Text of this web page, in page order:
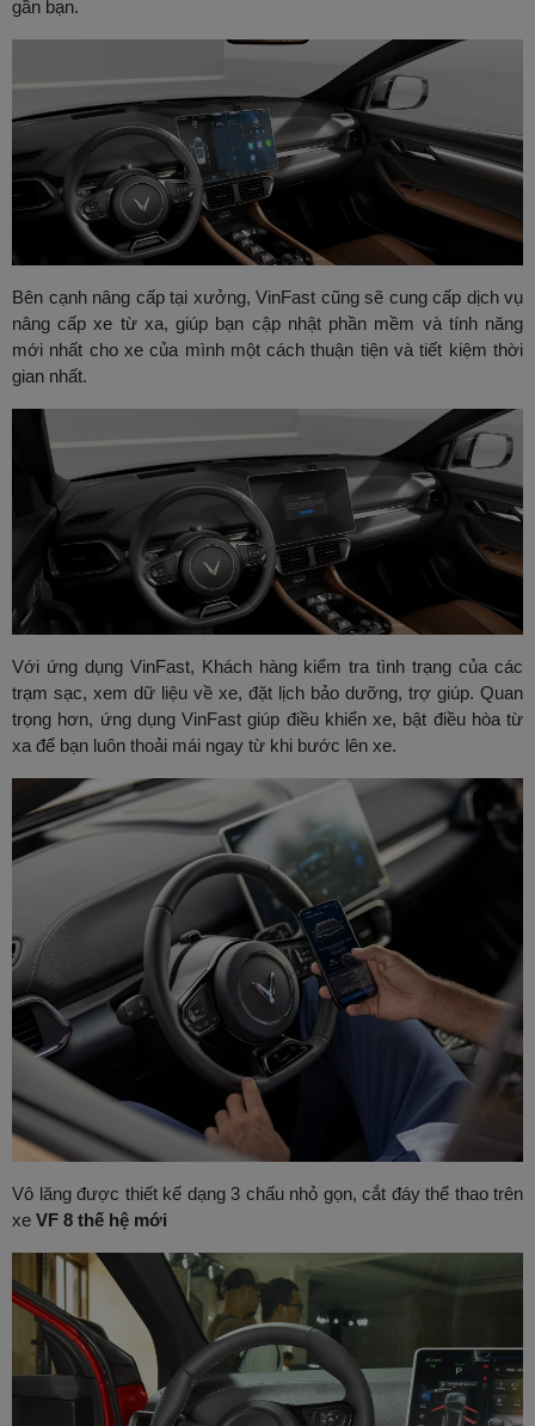
gần bạn.
Bên cạnh nâng cấp tại xưởng, VinFast cũng sẽ cung cấp dịch vụ
nâng cấp xe từ xa, giúp bạn cập nhật phần mềm và tính năng
mới nhất cho xe của mình một cách thuận tiện và tiết kiệm thời
gian nhất.
Với ứng dụng VinFast, Khách hàng kiểm tra tình trạng của các
trạm sạc, xem dữ liệu về xe, đặt lịch bảo dưỡng, trợ giúp. Quan
trọng hơn, ứng dụng VinFast giúp điều khiển xe, bật điều hòa từ
xa để bạn luôn thoải mái ngay từ khi bước lên xe.
Vô lăng được thiết kế dạng 3 chấu nhỏ gọn, cắt đáy thể thao trên
xe VF 8 thế hệ mới